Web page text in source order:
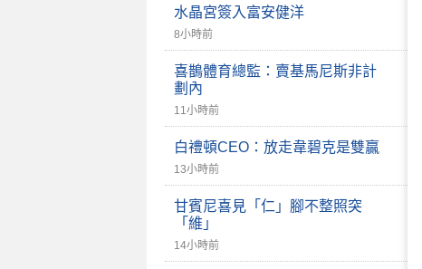
水晶宮簽入富安健洋
8小時前
喜鵲體育總監：賣基馬尼斯非計
劃內
11小時前
白禮頓CEO：放走韋碧克是雙贏
13小時前
甘賓尼喜見「仁」腳不整照突
「維」
14小時前